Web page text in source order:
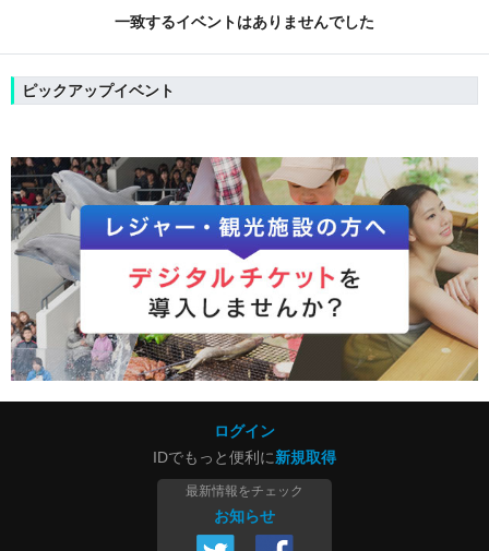
一致するイベントはありませんでした
ピックアップイベント
ログイン
IDでもっと便利に新規取得
最新情報をチェック
お知らせ